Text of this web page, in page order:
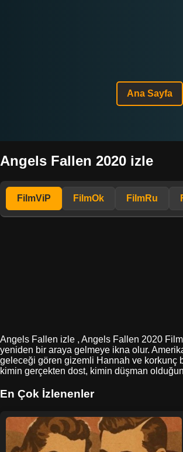
Ana Sayfa
Angels Fallen 2020 izle
FilmViP FilmOk FilmRu
Angels Fallen izle , Angels Fallen 2020
yeniden bir araya gelmeye ikna olur.
geleceği gören gizemli Hannah ve korkunç
kimin gerçekten dost, kimin düşman
En Çok İzlenenler